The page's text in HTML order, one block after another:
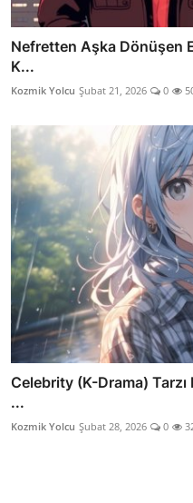
Nefretten Aşka Dönüşen
K...
Kozmik Yolcu Şubat 21, 2026 0
Celebrity (K-Drama)
...
Kozmik Yolcu Şubat 28, 2026 0